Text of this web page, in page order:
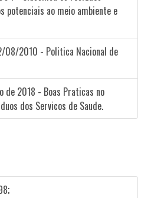
potenciais ao meio ambiente e
08/2010 - Politica Nacional de
de 2018 - Boas Praticas no
dos Servicos de Saude.